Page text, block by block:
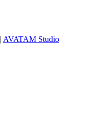
| AVATAM Studio